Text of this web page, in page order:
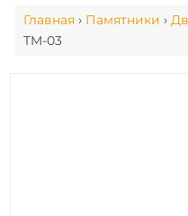
Главная › Памятники ›
TM-03